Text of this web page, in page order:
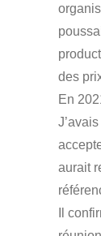
des
En
aurait
Il